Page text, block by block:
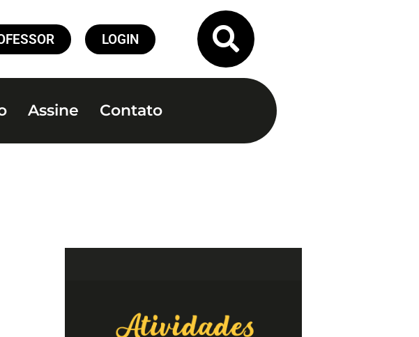
LOGIN
Assine Contato